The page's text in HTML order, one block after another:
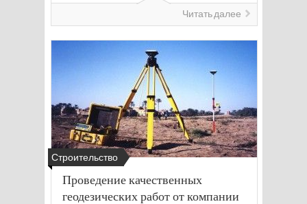
Читать далее
Строительство
Проведение качественных
геодезических работ от компании